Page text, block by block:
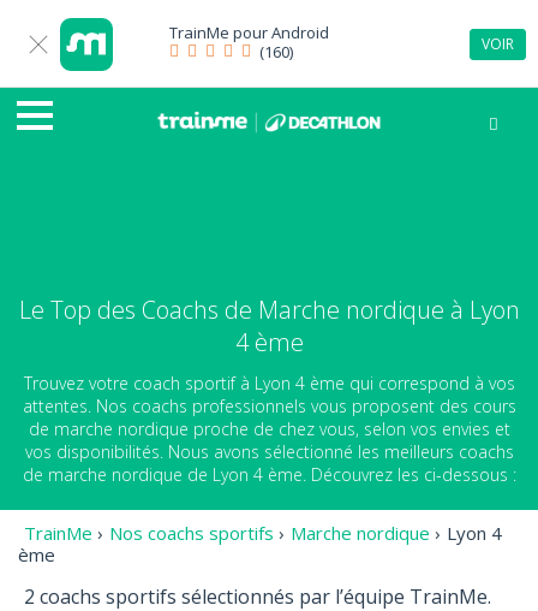
TrainMe pourAndroid
(160)
VOIR
Le Top des Coachs de Marche nordique à Lyon
4 ème
Trouvez votre coach sportif à Lyon 4 ème qui correspond à vos
attentes. Nos coachs professionnels vous proposent des cours
de marche nordique proche de chez vous, selon vos envies et
vos disponibilités. Nous avons sélectionné les meilleurs coachs
de marche nordique de Lyon 4 ème. Découvrez les ci-dessous :
TrainMe › Nos coachs sportifs › Marche nordique › Lyon 4
ème
2 coachs sportifs sélectionnés par l’équipe TrainMe.